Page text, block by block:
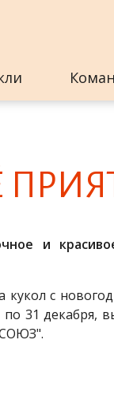
и
кукол с
по 31 декабря,